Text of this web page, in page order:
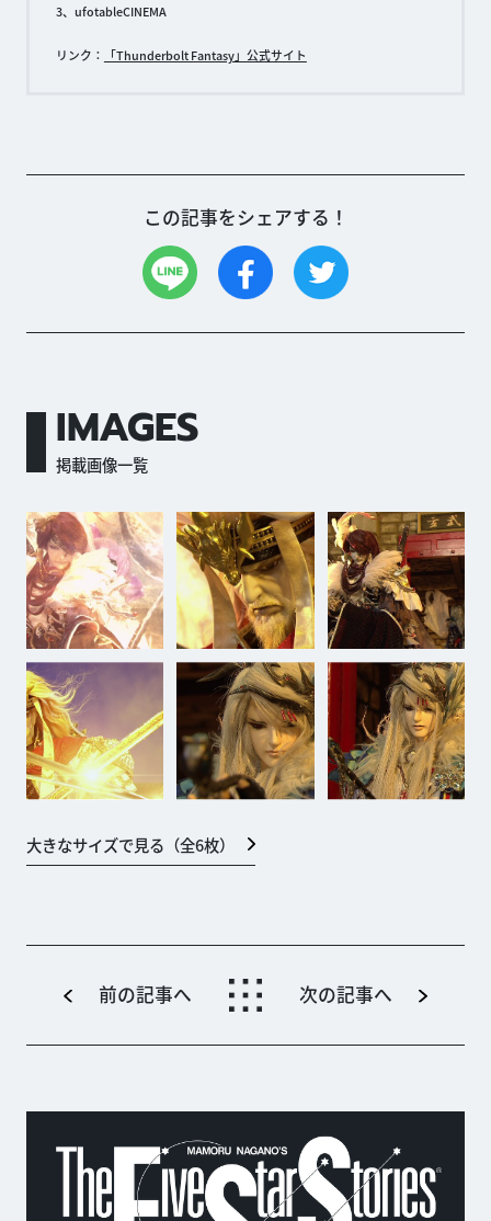
3、ufotableCINEMA
リンク： 「Thunderbolt Fantasy」公式サイト
この記事をシェアする！
IMAGES
掲載画像一覧
大きなサイズで見る（全6枚）
前の記事へ 次の記事へ